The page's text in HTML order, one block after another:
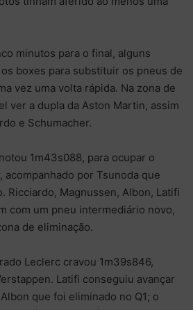
minutos para o final, alguns
boxes para substituir os pneus de
vez uma volta rápida. Na zona de
ver a dupla da Aston Martin, assim
e Schumacher.
1m43s088, para ocupar o
por Tsunoda que
Ricciardo, Magnussen, Albon, Latifi
com um pneu intermediário novo,
de eliminação.
Leclerc cravou 1m39s846,
Latifi conseguiu avançar
que foi eliminado no Q1; o